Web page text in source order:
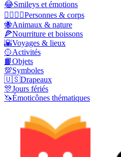
😂Smileys et émotions
👩‍❤️‍💋‍👨Personnes & corps
🐝Animaux & nature
🍕Nourriture et boissons
🌇Voyages & lieux
🥎Activités
📙Objets
💯Symboles
🇺🇸Drapeaux
🎊Jours fériés
🦄Émoticônes thématiques